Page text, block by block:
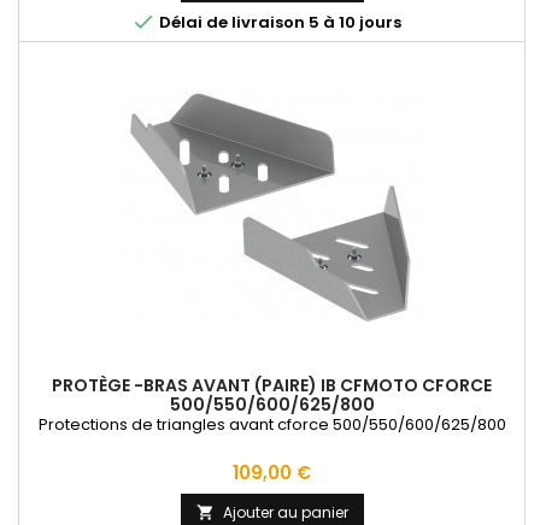
 Délai de livraison 5 à 10 jours
PROTÈGE -BRAS AVANT (PAIRE) IB CFMOTO CFORCE
500/550/600/625/800
Protections de triangles avant cforce 500/550/600/625/800
Prix
109,00 €
 Ajouter au panier